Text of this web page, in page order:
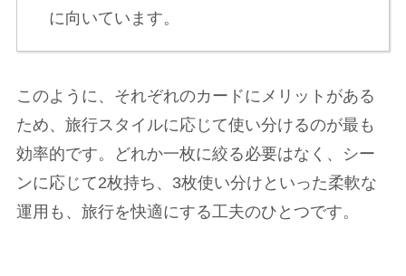
に向いています。
このように、それぞれのカードにメリットがある
ため、旅行スタイルに応じて使い分けるのが最も
効率的です。どれか一枚に絞る必要はなく、シー
ンに応じて2枚持ち、3枚使い分けといった柔軟な
運用も、旅行を快適にする工夫のひとつです。